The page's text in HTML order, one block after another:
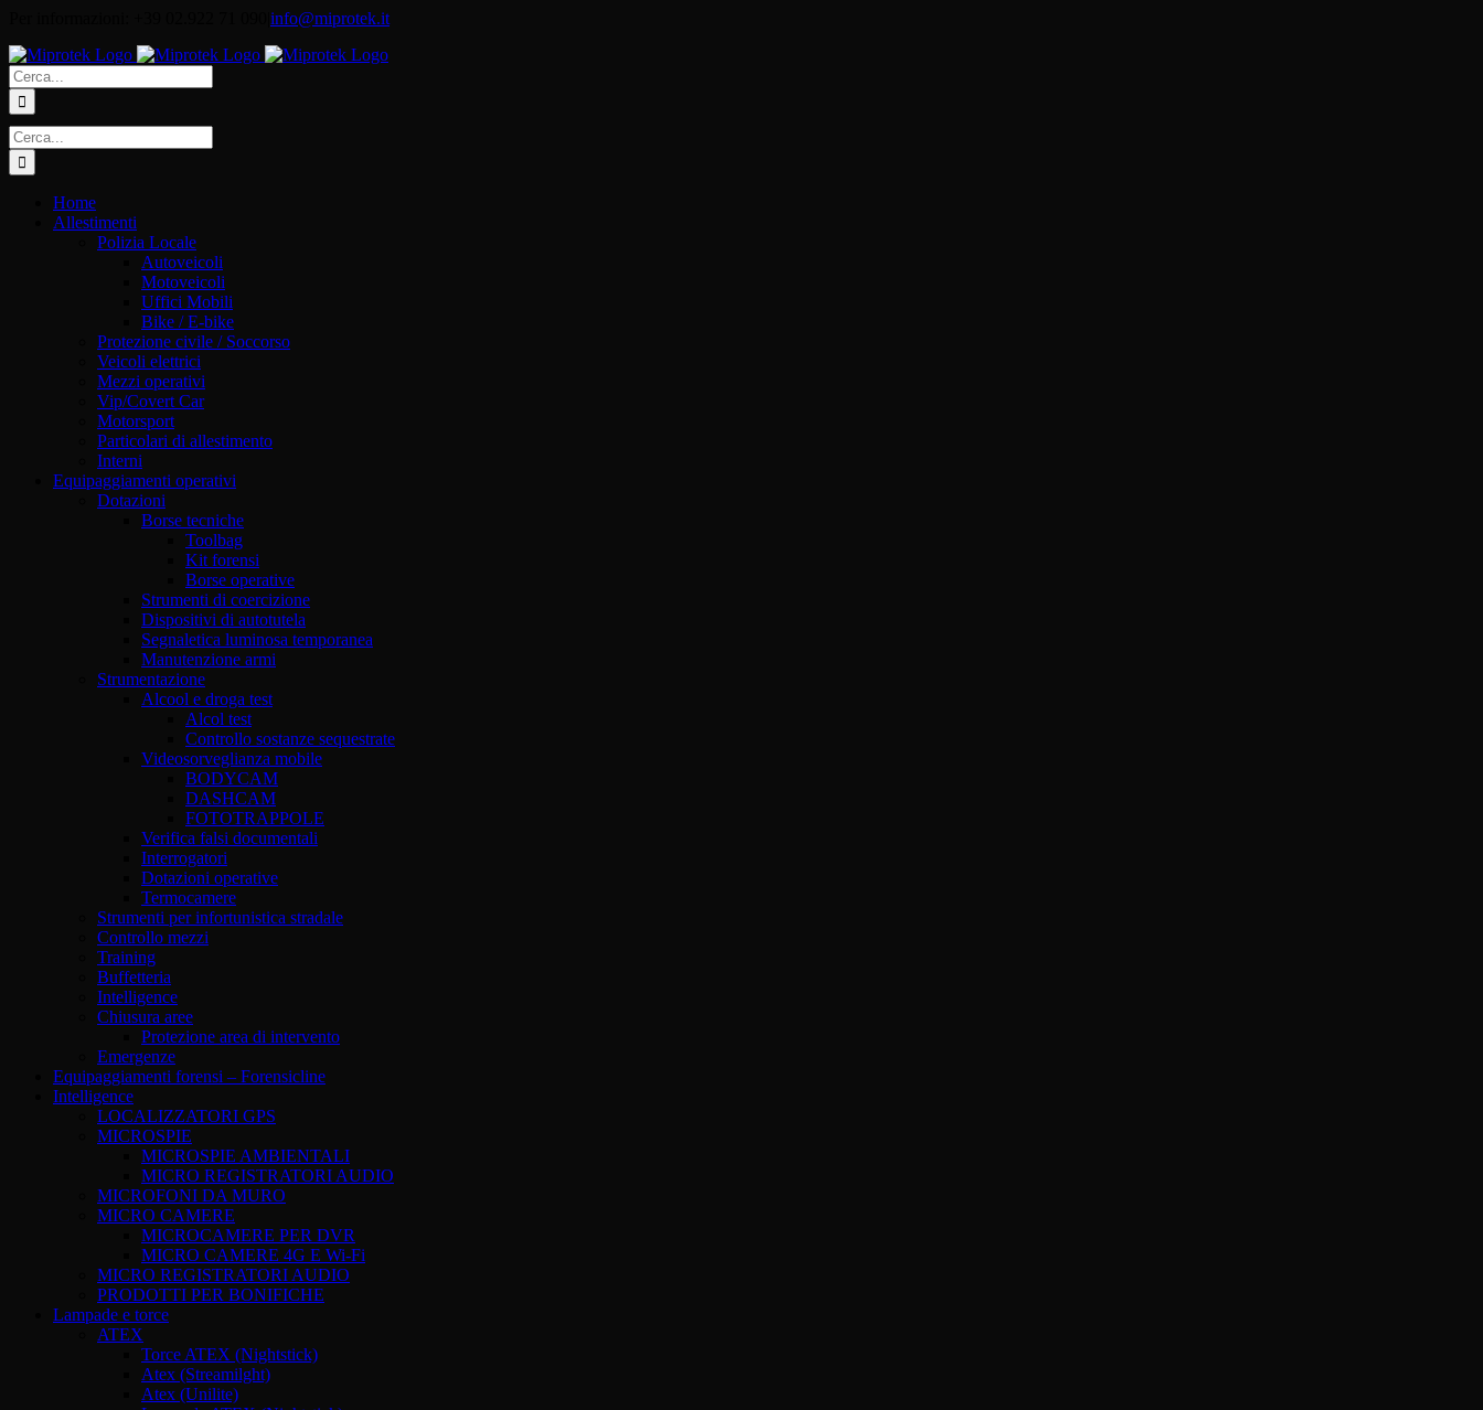
contenuto
info@miprotek.it
Cerca
per:
Cerca
per:
Home
Allestimenti
Polizia Locale
Autoveicoli
Motoveicoli
Uffici Mobili
Bike / E-bike
Protezione civile / Soccorso
Veicoli elettrici
Mezzi operativi
Vip/Covert Car
Motorsport
Particolari di allestimento
Interni
Equipaggiamenti operativi
Dotazioni
Borse tecniche
Toolbag
Kit forensi
Borse operative
Strumenti di coercizione
Dispositivi di autotutela
Segnaletica luminosa temporanea
Manutenzione armi
Strumentazione
Alcool e droga test
Alcol test
Controllo sostanze sequestrate
Videosorveglianza mobile
BODYCAM
DASHCAM
FOTOTRAPPOLE
Verifica falsi documentali
Interrogatori
Dotazioni operative
Termocamere
Strumenti per infortunistica stradale
Controllo mezzi
Training
Buffetteria
Intelligence
Chiusura aree
Protezione area di intervento
Emergenze
Equipaggiamenti forensi – Forensicline
Intelligence
LOCALIZZATORI GPS
MICROSPIE
MICROSPIE AMBIENTALI
MICRO REGISTRATORI AUDIO
MICROFONI DA MURO
MICRO CAMERE
MICROCAMERE PER DVR
MICRO CAMERE 4G E Wi-Fi
MICRO REGISTRATORI AUDIO
PRODOTTI PER BONIFICHE
Lampade e torce
ATEX
Torce ATEX (Nightstick)
Atex (Streamilght)
Atex (Unilite)